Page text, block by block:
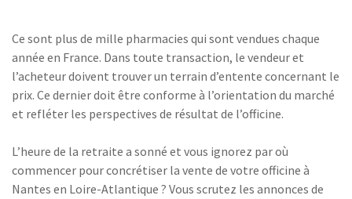
Ce sont plus de mille pharmacies qui sont vendues chaque
année en France. Dans toute transaction, le vendeur et
l’acheteur doivent trouver un terrain d’entente concernant le
prix. Ce dernier doit être conforme à l’orientation du marché
et refléter les perspectives de résultat de l’officine.
L’heure de la retraite a sonné et vous ignorez par où
commencer pour concrétiser la vente de votre officine à
Nantes en Loire-Atlantique ? Vous scrutez les annonces de